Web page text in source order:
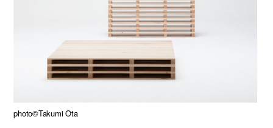
photo©Takumi Ota